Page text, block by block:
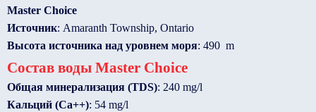
Master Choice
Источник: Amaranth Township, Ontario
Высота источника над уровнем моря: 490 m
Состав воды Master Choice
Общая минерализация (TDS): 240 mg/l
Кальций (Ca++): 54 mg/l